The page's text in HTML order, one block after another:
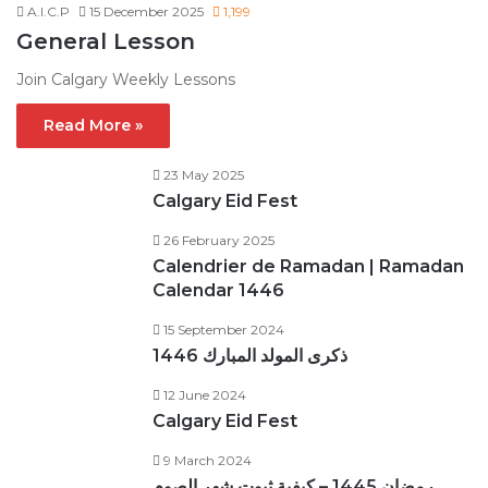
A.I.C.P 15 December 2025 1,199
General Lesson
Join Calgary Weekly Lessons
Read More »
23 May 2025
Calgary Eid Fest
26 February 2025
Calendrier de Ramadan | Ramadan
Calendar 1446
15 September 2024
ذكرى المولد المبارك 1446
12 June 2024
Calgary Eid Fest
9 March 2024